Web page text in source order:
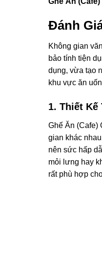
Đánh
Không gian
bảo tính tiện
dụng, vừa tạo
khu vực ăn
1. Thiết Kế
Ghế Ăn (Cafe)
gian khác
nên sức hấp
mỏi lưng hay
rất phù hợp